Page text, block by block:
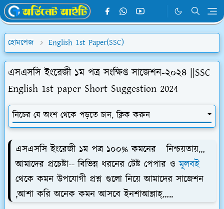
হোমপেজ English 1st Paper(SSC)
এসএসসি ইংরেজী ১ম পত্র সংক্ষিপ্ত সাজেশন-২০২৪ ||SSC
English 1st paper Short Suggestion 2024
নিচের যে অংশ থেকে পড়তে চান, ক্লিক করুন
এসএসসি ইংরেজী ১ম পত্র ১০০% কমনের নিশ্চয়তায়…
আমাদের প্রচেষ্টা-- বিভিন্ন ধরনের টেষ্ট পেপার ওমূলবই
থেকে কমন উপযোগী প্রশ্ন গুলো নিয়ে আমাদের সাজেশন
,আশা করি অনেক কমন আসবে ইনশাআল্লাহ্…..